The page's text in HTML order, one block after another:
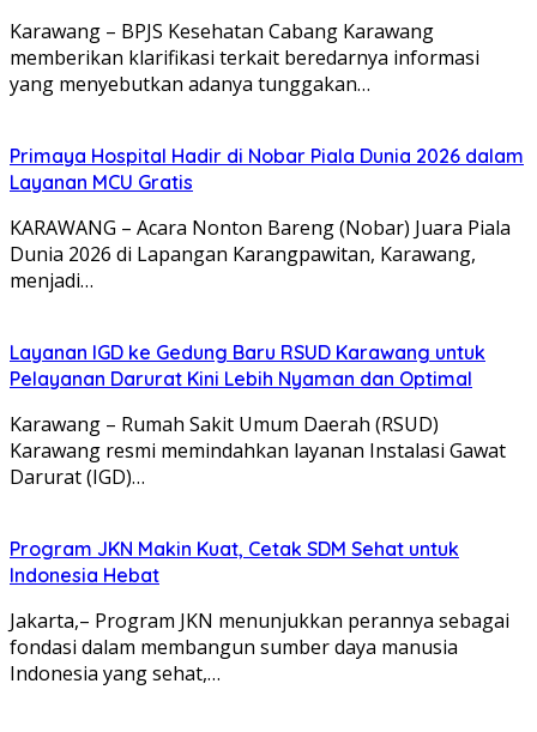
Karawang – BPJS Kesehatan Cabang Karawang
memberikan klarifikasi terkait beredarnya informasi
yang menyebutkan adanya tunggakan…
Primaya Hospital Hadir di Nobar Piala Dunia 2026 dalam
Layanan MCU Gratis
KARAWANG – Acara Nonton Bareng (Nobar) Juara Piala
Dunia 2026 di Lapangan Karangpawitan, Karawang,
menjadi…
Layanan IGD ke Gedung Baru RSUD Karawang untuk
Pelayanan Darurat Kini Lebih Nyaman dan Optimal
Karawang – Rumah Sakit Umum Daerah (RSUD)
Karawang resmi memindahkan layanan Instalasi Gawat
Darurat (IGD)…
Program JKN Makin Kuat, Cetak SDM Sehat untuk
Indonesia Hebat
Jakarta,– Program JKN menunjukkan perannya sebagai
fondasi dalam membangun sumber daya manusia
Indonesia yang sehat,…